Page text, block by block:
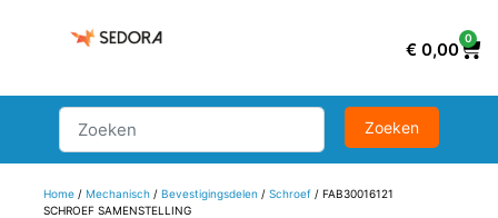
€ 0,00
0
Home/ Mechanisch/ Bevestigingsdelen / Schroef/ FAB30016121
SCHROEF SAMENSTELLING